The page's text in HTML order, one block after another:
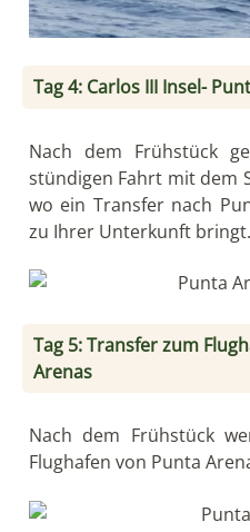
Tag 4: Carlos III Insel-
Nach dem Frühstück
stündigen Fahrt mit dem
wo ein Transfer nach
zu Ihrer Unterkunft bringt.
Tag 5: Transfer zum
Arenas
Nach dem Frühstück
Flughafen von Punta